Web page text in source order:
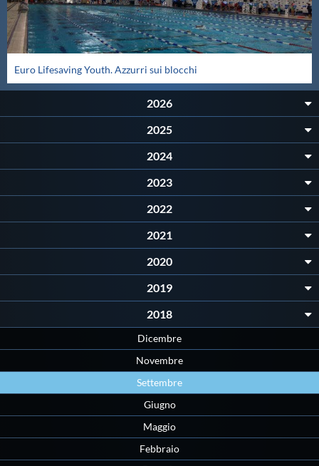
Euro Lifesaving Youth. Azzurri sui blocchi
2026
2025
2024
2023
2022
2021
2020
2019
2018
Dicembre
Novembre
Settembre
Giugno
Maggio
Febbraio